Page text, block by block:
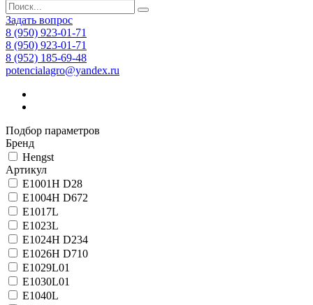
Задать вопрос
8 (950) 923-01-71
8 (950) 923-01-71
8 (952) 185-69-48
potencialagro@yandex.ru
Подбор параметров
Бренд
Hengst
Артикул
E1001H D28
E1004H D672
E1017L
E1023L
E1024H D234
E1026H D710
E1029L01
E1030L01
E1040L